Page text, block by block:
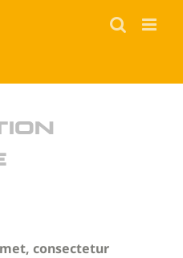
consectetur